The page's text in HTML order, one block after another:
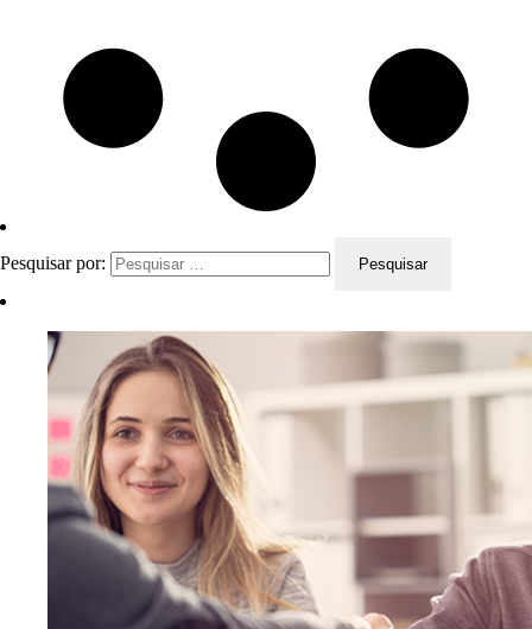
Pesquisar por: